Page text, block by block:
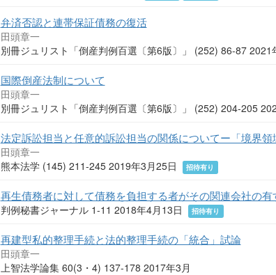
弁済否認と連帯保証債務の復活
田頭章一
別冊ジュリスト「倒産判例百選〔第6版〕」 (252) 86-87 2021
国際倒産法制について
田頭章一
別冊ジュリスト「倒産判例百選〔第6版〕」 (252) 204-205
法定訴訟担当と任意的訴訟担当の関係についてー「境界
田頭章一
熊本法学 (145) 211-245 2019年3月25日
招待有り
再生債務者に対して債務を負担する者がその関連会社の
判例秘書ジャーナル 1-11 2018年4月13日 招待有り
再建型私的整理手続と法的整理手続の「統合」試論
田頭章一
上智法学論集 60(3・4) 137-178 2017年3月